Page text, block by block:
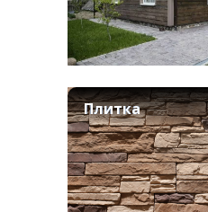
Плитка